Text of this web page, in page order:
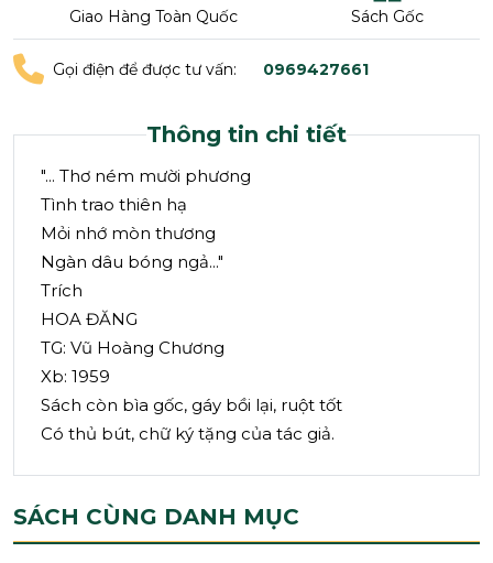
Giao Hàng Toàn Quốc Sách Gốc
Gọi điện để được tư vấn: 0969427661
Thông tin chi tiết
"... Thơ ném mười phương
Tình trao thiên hạ
Mỏi nhớ mòn thương
Ngàn dâu bóng ngả..."
Trích
HOA ĐĂNG
TG: Vũ Hoàng Chương
Xb: 1959
Sách còn bìa gốc, gáy bồi lại, ruột tốt
Có thủ bút, chữ ký tặng của tác giả.
SÁCH CÙNG DANH MỤC